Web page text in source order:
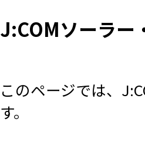
J:COMソーラー
このページでは、
す。